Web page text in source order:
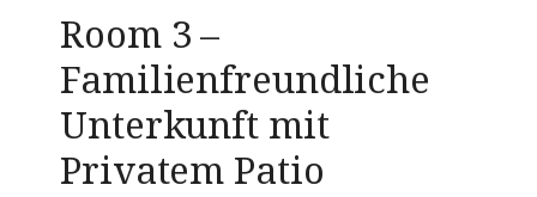
Room 3 –
Familienfreundliche
Unterkunft mit
Privatem Patio